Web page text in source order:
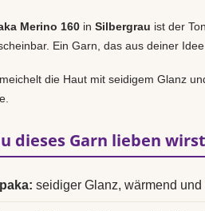
Merino 160 in Silbergrau ist der
Ein Garn, das aus deiner
die Haut mit seidigem Glanz
dieses Garn lieben wirst
seidiger Glanz, wärmend und